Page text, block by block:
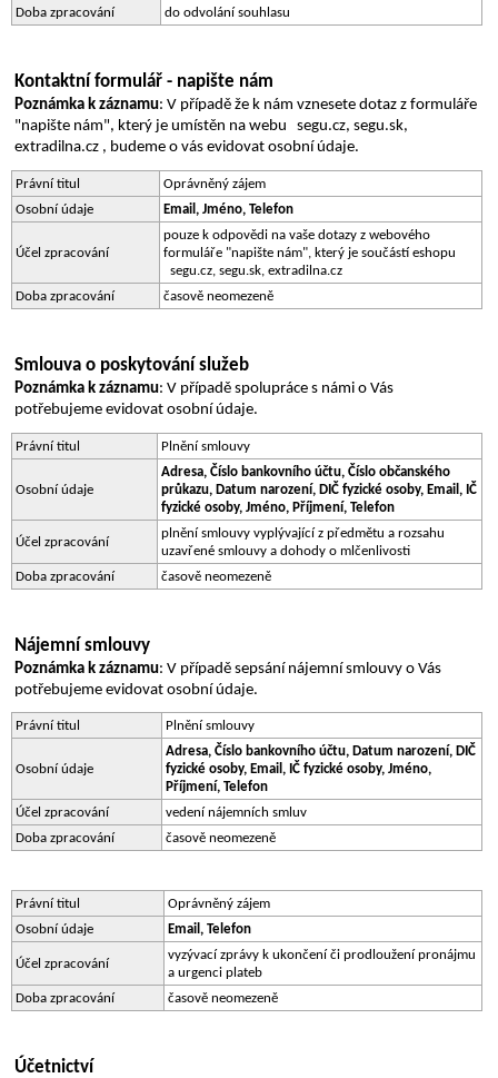
Doba zpracování do odvolání souhlasu
Kontaktní formulář - napište nám
Poznámka k záznamu: V případě že k nám vznesete dotaz z formuláře
"napište nám", který je umístěn na webu   segu.cz, segu.sk,
extradilna.cz , budeme o vás evidovat osobní údaje.
Právní titul
Oprávněný zájem
Osobní údaje
Email, Jméno, Telefon
Účel zpracování
pouze k odpovědi na vaše dotazy z webového
formuláře "napište nám", který je součástí eshopu
segu.cz, segu.sk, extradilna.cz
Doba zpracování
časově neomezeně
Smlouva o poskytování služeb
Poznámka k záznamu: V případě spolupráce s námi o Vás
potřebujeme evidovat osobní údaje.
Právní titul Plnění smlouvy
Osobní údaje
Adresa, Číslo bankovního účtu, Číslo občanského
průkazu, Datum narození, DIČ fyzické osoby, Email, IČ
fyzické osoby, Jméno, Příjmení, Telefon
Účel zpracování
plnění smlouvy vyplývající z předmětu a rozsahu
uzavřené smlouvy a dohody o mlčenlivosti
Doba zpracování
časově neomezeně
Nájemní smlouvy
Poznámka k záznamu: V případě sepsání nájemní smlouvy o Vás
potřebujeme evidovat osobní údaje.
Právní titul Plnění smlouvy
Osobní údaje
Adresa, Číslo bankovního účtu, Datum narození, DIČ
fyzické osoby, Email, IČ fyzické osoby, Jméno,
Příjmení, Telefon
Účel zpracování
vedení nájemních smluv
Doba zpracování
časově neomezeně
Právní titul
Oprávněný zájem
Osobní údaje
Email, Telefon
Účel zpracování
vyzývací zprávy k ukončení či prodloužení pronájmu
a urgenci plateb
Doba zpracování
časově neomezeně
Účetnictví